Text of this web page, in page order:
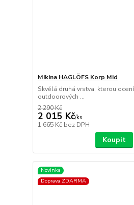
Mikina HAGLÖFS Korp Mid
Skvělá druhá vrstva, kterou
outdoorových ...
2 290 Kč
2 015 Kč/ks
1 665 Kč bez DPH
Koupit
Novinka
Doprava ZDARMA